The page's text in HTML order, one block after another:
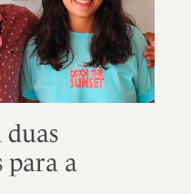
duas
para a